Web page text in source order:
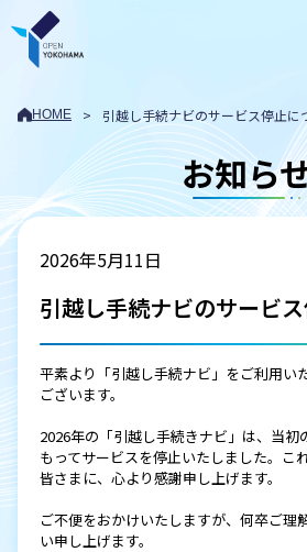
HOME > 引越し手続ナビのサービス停止に
お知ら
2026年5月11日
引越し手続ナビのサービ
平素より「引越し手続ナビ」をご利用い
ございます。
2026年の「引越し手続きナビ」は、当初
もってサービスを停止いたしました。こ
皆さまに、心より感謝申し上げます。
ご不便をおかけいたしますが、何卒ご理
い申し上げます。